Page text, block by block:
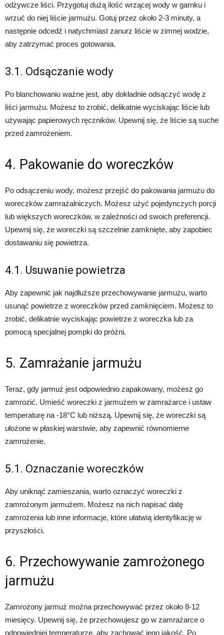
odżywcze liści. Przygotuj dużą ilość wrzącej wody w garnku i
wrzuć do niej liście jarmużu. Gotuj przez około 2-3 minuty, a
następnie odcedź i natychmiast zanurz liście w zimnej wodzie,
aby zatrzymać proces gotowania.
3.1. Odsączanie wody
Po blanchowaniu ważne jest, aby dokładnie odsączyć wodę z
liści jarmużu. Możesz to zrobić, delikatnie wyciskając liście lub
używając papierowych ręczników. Upewnij się, że liście są suche
przed zamrożeniem.
4. Pakowanie do woreczków
Po odsączeniu wody, możesz przejść do pakowania jarmużu do
woreczków zamrażalniczych. Możesz użyć pojedynczych porcji
lub większych woreczków, w zależności od swoich preferencji.
Upewnij się, że woreczki są szczelnie zamknięte, aby zapobiec
dostawaniu się powietrza.
4.1. Usuwanie powietrza
Aby zapewnić jak najdłuższe przechowywanie jarmużu, warto
usunąć powietrze z woreczków przed zamknięciem. Możesz to
zrobić, delikatnie wyciskając powietrze z woreczka lub za
pomocą specjalnej pompki do próżni.
5. Zamrażanie jarmużu
Teraz, gdy jarmuż jest odpowiednio zapakowany, możesz go
zamrozić. Umieść woreczki z jarmużem w zamrażarce i ustaw
temperaturę na -18°C lub niższą. Upewnij się, że woreczki są
ułożone w płaskiej warstwie, aby zapewnić równomierne
zamrożenie.
5.1. Oznaczanie woreczków
Aby uniknąć zamieszania, warto oznaczyć woreczki z
zamrożonym jarmużem. Możesz na nich napisać datę
zamrożenia lub inne informacje, które ułatwią identyfikację w
przyszłości.
6. Przechowywanie zamrożonego
jarmużu
Zamrożony jarmuż można przechowywać przez około 8-12
miesięcy. Upewnij się, że przechowujesz go w zamrażarce o
odpowiedniej temperaturze, aby zachować jego jakość. Po